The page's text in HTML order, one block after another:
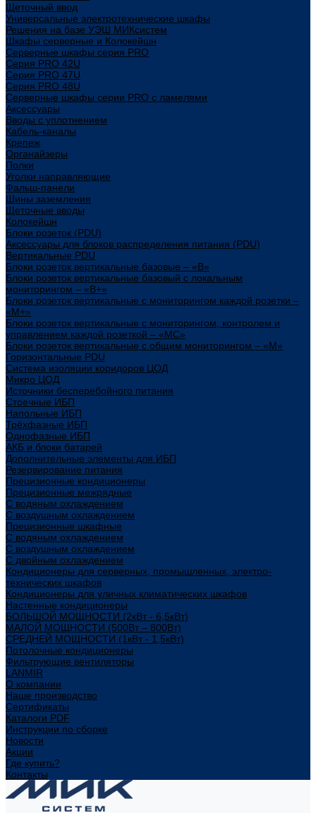
Щеточный ввод
Универсальные электротехнические шкафы
Решения на базе УЭШ МИКсистем
Шкафы серверные и Колокейшн
Серверные шкафы серия PRO
Серия PRO 42U
Серия PRO 47U
Серия PRO 48U
Серверные шкафы серии PRO с ламелями
Аксессуары
Вводы с уплотнением
Кабель-каналы
Крепеж
Органайзеры
Полки
Уголки направляющие
Фальш-панели
Шины заземления
Щеточные вводы
Колокейшн
Блоки розеток (PDU)
Аксессуары для блоков распределения питания (PDU)
Вертикальные PDU
Блоки розеток вертикальные базовые – «В»
Блоки розеток вертикальные базовый с локальным
мониторингом – «В+»
Блоки розеток вертикальные с мониторингом каждой розетки –
«М+»
Блоки розеток вертикальные с мониторингом, контролем и
управлением каждой розеткой – «МС»
Блоки розеток вертикальные с общим мониторингом – «М»
Горизонтальные PDU
Система изоляции коридоров ЦОД
Микро ЦОД
Источники бесперебойного питания
Стоечные ИБП
Напольные ИБП
Трёхфазные ИБП
Однофазные ИБП
АКБ и блоки батарей
Дополнительные элементы для ИБП
Резервирование питания
Прецизионные кондиционеры
Прецизионные межрядные
С водяным охлаждением
С воздушным охлаждением
Прецизионные шкафные
С водяным охлаждением
С воздушным охлаждением
С двойным охлаждением
Кондиционеры для серверных, промышленных, электро-
технических шкафов
Кондиционеры для уличных климатических шкафов
Настенные кондиционеры
БОЛЬШОЙ МОЩНОСТИ (2кВт - 6,5кВт)
МАЛОЙ МОЩНОСТИ (500Вт – 800Вт)
СРЕДНЕЙ МОЩНОСТИ (1кВт - 1,5кВт)
Потолочные кондиционеры
Фильтрующие вентиляторы
LANMIR
О компании
Наше производство
Сертификаты
Каталоги PDF
Инструкции по сборке
Новости
Акции
Где купить?
Контакты